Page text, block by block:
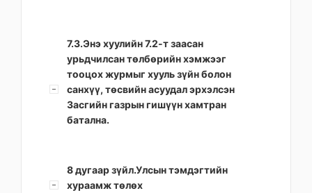
7.3.Энэ хуулийн 7.2-т заасан
урьдчилсан төлбөрийн хэмжээг
тооцох журмыг хууль зүйн болон
санхүү, төсвийн асуудал эрхэлсэн
Засгийн газрын гишүүн хамтран
батална.
8 дугаар зүйл.Улсын тэмдэгтийн
хураамж төлөх